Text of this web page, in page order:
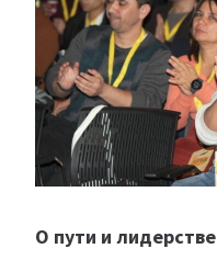
О пути и лидерстве